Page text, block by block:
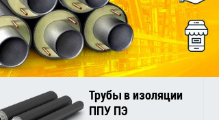
Трубы в изоляции
ППУ ПЭ